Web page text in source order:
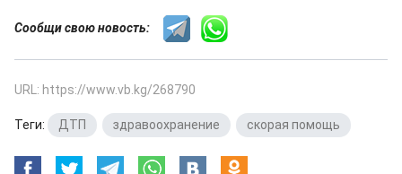
Сообщи свою новость:
URL: https://www.vb.kg/268790
Теги: ДТП здравоохранение скорая помощь